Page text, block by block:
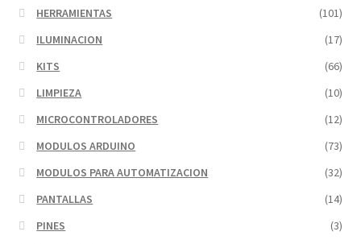
HERRAMIENTAS
(101)
ILUMINACION
(17)
KITS
(66)
LIMPIEZA
(10)
MICROCONTROLADORES
(12)
MODULOS ARDUINO
(73)
MODULOS PARA AUTOMATIZACION
(32)
PANTALLAS
(14)
PINES
(3)